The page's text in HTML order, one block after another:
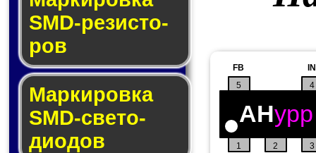
SMD-ре­зис­то­
ров
Маркировка
SMD-све­то­
дио­дов
1 2 3
4
IN
5
FB
AHypp